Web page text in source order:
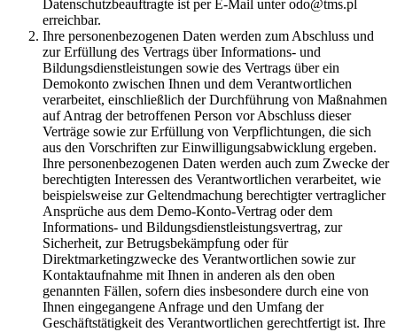
Datenschutzbeauftragte ist per E-Mail unter odo@tms.pl
erreichbar.
Ihre personenbezogenen Daten werden zum Abschluss und
zur Erfüllung des Vertrags über Informations- und
Bildungsdienstleistungen sowie des Vertrags über ein
Demokonto zwischen Ihnen und dem Verantwortlichen
verarbeitet, einschließlich der Durchführung von Maßnahmen
auf Antrag der betroffenen Person vor Abschluss dieser
Verträge sowie zur Erfüllung von Verpflichtungen, die sich
aus den Vorschriften zur Einwilligungsabwicklung ergeben.
Ihre personenbezogenen Daten werden auch zum Zwecke der
berechtigten Interessen des Verantwortlichen verarbeitet, wie
beispielsweise zur Geltendmachung berechtigter vertraglicher
Ansprüche aus dem Demo-Konto-Vertrag oder dem
Informations- und Bildungsdienstleistungsvertrag, zur
Sicherheit, zur Betrugsbekämpfung oder für
Direktmarketingzwecke des Verantwortlichen sowie zur
Kontaktaufnahme mit Ihnen in anderen als den oben
genannten Fällen, sofern dies insbesondere durch eine von
Ihnen eingegangene Anfrage und den Umfang der
Geschäftstätigkeit des Verantwortlichen gerechtfertigt ist. Ihre